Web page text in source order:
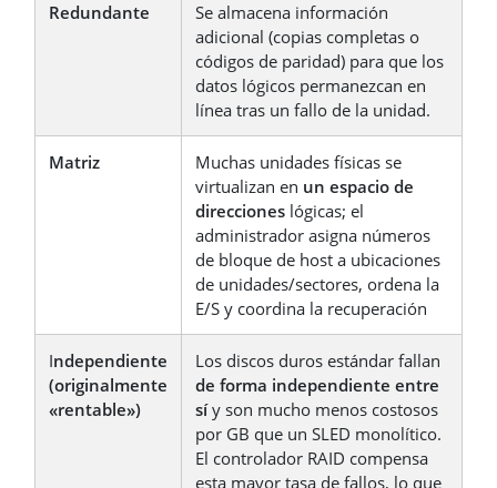
Redundante
Se almacena información
adicional (copias completas o
códigos de paridad) para que los
datos lógicos permanezcan en
línea tras un fallo de la unidad.
Matriz
Muchas unidades físicas se
virtualizan en un espacio de
direcciones lógicas; el
administrador asigna números
de bloque de host a ubicaciones
de unidades/sectores, ordena la
E/S y coordina la recuperación
Independiente
(originalmente
«rentable»)
Los discos duros estándar fallan
de forma independiente entre
síy son mucho menos costosos
por GB que un SLED monolítico.
El controlador RAID compensa
esta mayor tasa de fallos, lo que